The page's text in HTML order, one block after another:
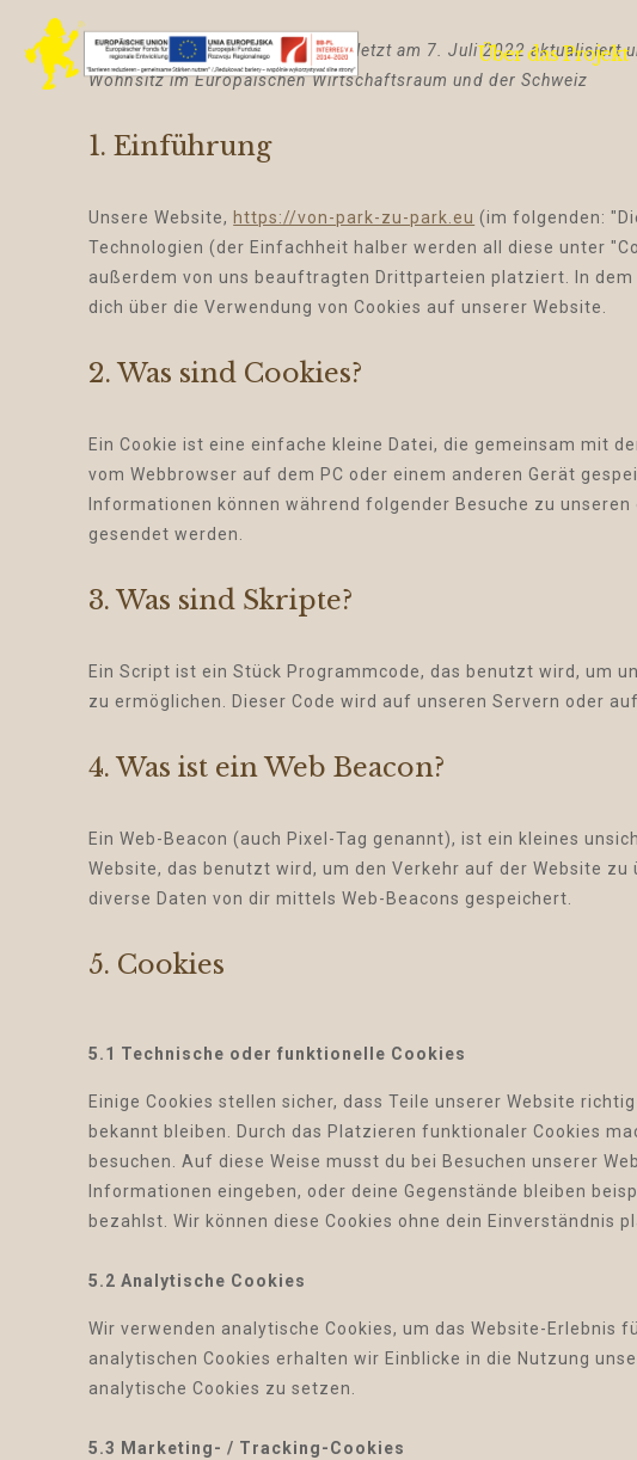
Über das Projekt
Diese Cookie-Richtlinie wurde zuletzt am 7. Juli 2022
Wohnsitz im Europäischen Wirtschaftsraum und der Schweiz
1. Einführung
Unsere Website, https://von-park-zu-park.eu (im folgenden:
Technologien (der Einfachheit halber werden all diese unter
außerdem von uns beauftragten Drittparteien platziert. In
dich über die Verwendung von Cookies auf unserer Website.
2. Was sind Cookies?
Ein Cookie ist eine einfache kleine Datei, die gemeinsam mit
vom Webbrowser auf dem PC oder einem anderen Gerät
Informationen können während folgender Besuche zu
gesendet werden.
3. Was sind Skripte?
Ein Script ist ein Stück Programmcode, das benutzt wird, um
zu ermöglichen. Dieser Code wird auf unseren Servern oder
4. Was ist ein Web Beacon?
Ein Web-Beacon (auch Pixel-Tag genannt), ist ein kleines
Website, das benutzt wird, um den Verkehr auf der Website
diverse Daten von dir mittels Web-Beacons gespeichert.
5. Cookies
5.1 Technische oder funktionelle Cookies
Einige Cookies stellen sicher, dass Teile unserer Website
bekannt bleiben. Durch das Platzieren funktionaler Cookies
besuchen. Auf diese Weise musst du bei Besuchen unserer
Informationen eingeben, oder deine Gegenstände bleiben
bezahlst. Wir können diese Cookies ohne dein Einverständnis
5.2 Analytische Cookies
Wir verwenden analytische Cookies, um das Website-Erlebnis
analytischen Cookies erhalten wir Einblicke in die Nutzung
analytische Cookies zu setzen.
5.3 Marketing- / Tracking-Cookies